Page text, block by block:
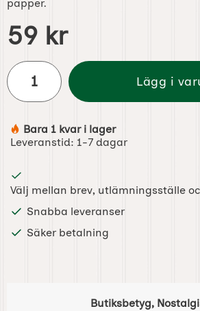
papper.
Handla denna produkt Liten
pris
59 kr
antal
Lägg i
Tillgänglighet:
Bara 1 kvar i lager
Leveranstid: 1-7 dagar
Välj mellan brev, utlämningsställe
Snabba leveranser
Säker betalning
Butiksbetyg,